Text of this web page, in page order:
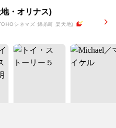
・オリナス)
シネマズ 錦糸町 楽天地)